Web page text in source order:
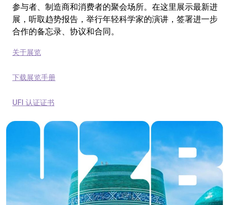
参与者、制造商和消费者的聚会场所。在这里展示最新进
展，听取趋势报告，举行年轻科学家的演讲，签署进一步
合作的备忘录、协议和合同。
关于展览
下载展览手册
UFI 认证证书